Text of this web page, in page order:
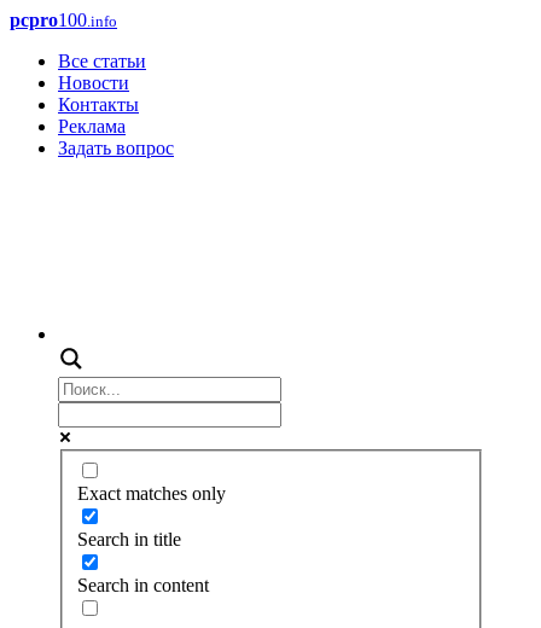
pcpro100.info
Все статьи
Новости
Контакты
Реклама
Задать вопрос
Exact matches only
Search in title
Search in content